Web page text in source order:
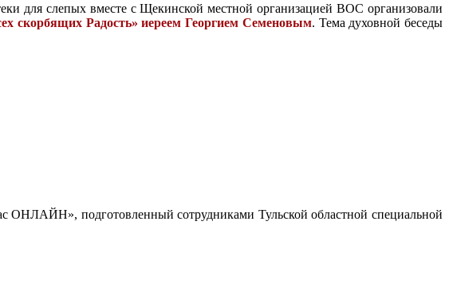
для слепых вместе с Щекинской местной организацией ВОС организовали
скорбящих Радость» иереем Георгием Семеновым. Тема духовной беседы
ОНЛАЙН», подготовленный сотрудниками Тульской областной специальной